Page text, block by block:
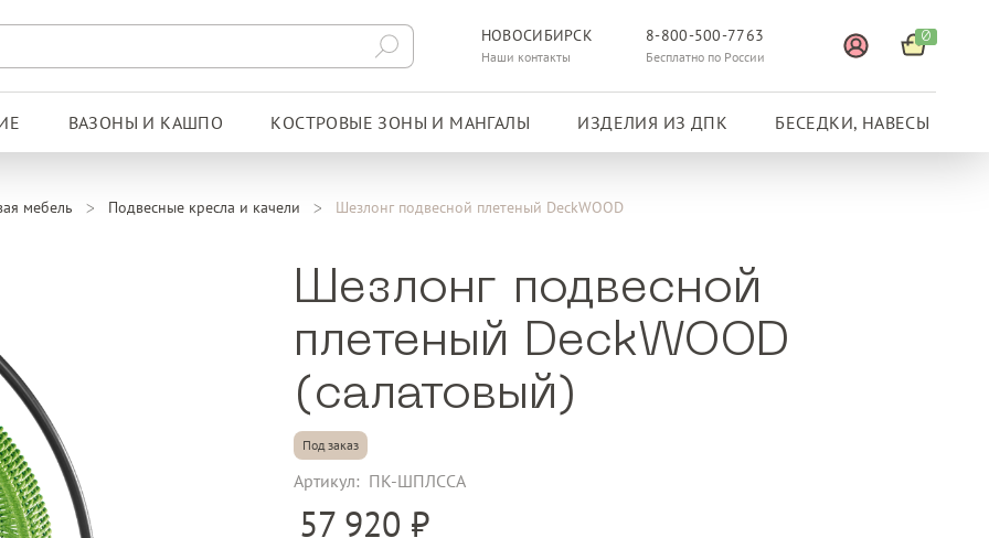
НОВОСИБИРСК
Наши контакты
8-800-500-7763
Бесплатно по России
0
ВАЗОНЫ И КАШПО КОСТРОВЫЕ ЗОНЫ И МАНГАЛЫ ИЗДЕЛИЯ ИЗ ДПК БЕСЕДКИ, НАВЕСЫ
мебель Подвесные кресла и качели Шезлонг подвесной плетеный DeckWOOD
Шезлонг подвесной
плетеный DeckWOOD
(салатовый)
Под заказ
Артикул: ПК-ШПЛССА
57 920